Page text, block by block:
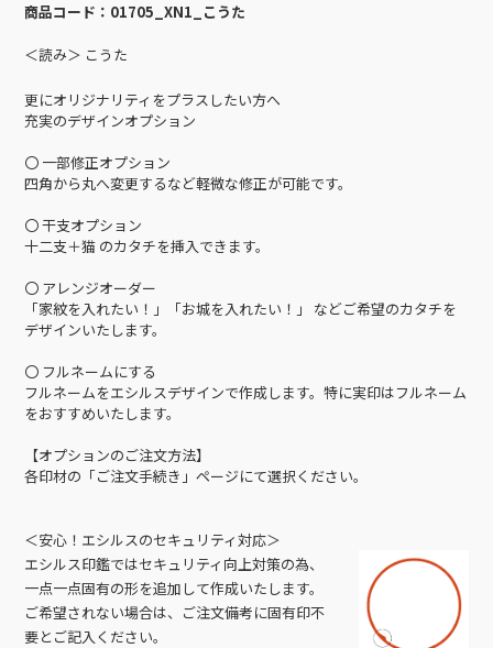
商品コード： 01705_XN1_こうた
＜読み＞ こうた
更にオリジナリティをプラスしたい方へ
充実のデザインオプション
〇 一部修正オプション
四角から丸へ変更するなど軽微な修正が可能です。
〇 干支オプション
十二支＋猫 のカタチを挿入できます。
〇 アレンジオーダー
「家紋を入れたい！」「お城を入れたい！」 などご希望のカタチを
デザインいたします。
〇 フルネームにする
フルネームをエシルスデザインで作成します。特に実印はフルネーム
をおすすめいたします。
【オプションのご注文方法】
各印材の「ご注文手続き」ページにて選択ください。
＜安心！エシルスのセキュリティ対応＞
エシルス印鑑ではセキュリティ向上対策の為、
一点一点固有の形を追加して作成いたします。
ご希望されない場合は、ご注文備考に固有印不
要とご記入ください。